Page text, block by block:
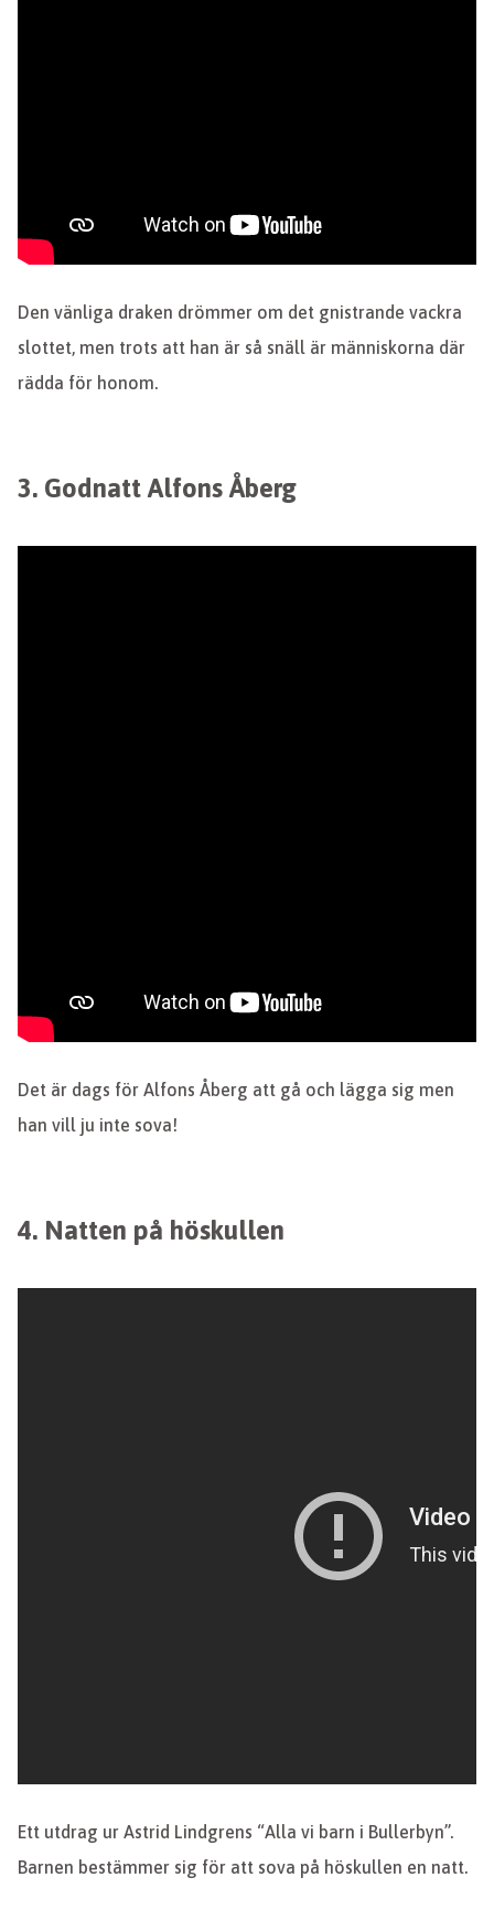
Den vänliga draken drömmer om det gnistrande vackra
slottet, men trots att han är så snäll är människorna där
rädda för honom.
3. Godnatt Alfons Åberg
Det är dags för Alfons Åberg att gå och lägga sig men
han vill ju inte sova!
4. Natten på höskullen
Ett utdrag ur Astrid Lindgrens “Alla vi barn i Bullerbyn”.
Barnen bestämmer sig för att sova på höskullen en natt.